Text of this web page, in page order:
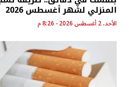
المنزلي لشهر أغسطس 2026
الأحد، 2 أغسطس 2026 - 8:26 م